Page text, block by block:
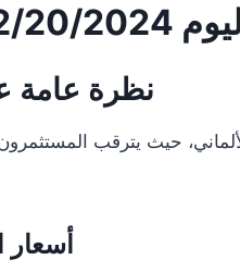
2024
نظرة عامة
حيث يترقب
أسعار